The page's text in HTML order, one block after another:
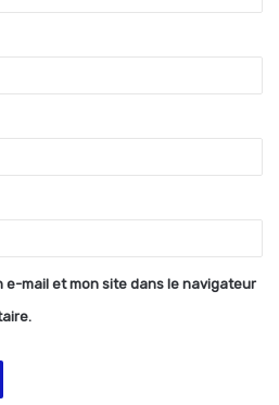
e-mail et mon site dans le navigateur